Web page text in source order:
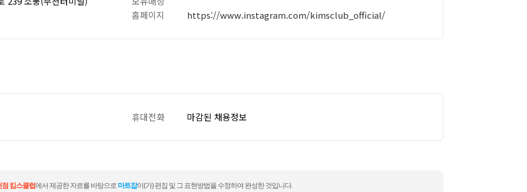
홈페이지
https://www.instagram.com/kimsclub_official/
휴대전화 마감된 채용정보
점 킴스클럽에서 제공한 자료를 바탕으로 마트잡이(가) 편집 및 그 표현방법을 수정하여 완성한 것입니다.